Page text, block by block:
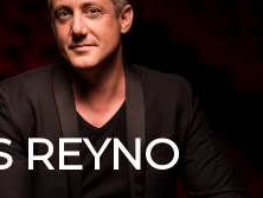
REYNO